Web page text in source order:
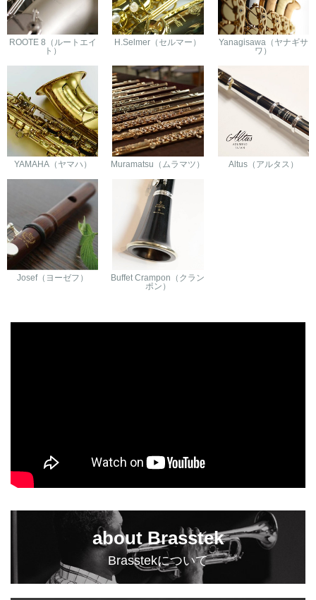
ROOTE 8（ルートエイ
ト）
H.Selmer（セルマー）
Yanagisawa（ヤナギサ
ワ）
YAMAHA（ヤマハ） Muramatsu（ムラマツ） Altus（アルタス）
Josef（ヨーゼフ）
Buffet Crampon（クラン
ポン）
about Brasstek
Brasstekについて